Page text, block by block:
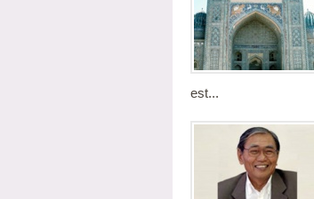
est...